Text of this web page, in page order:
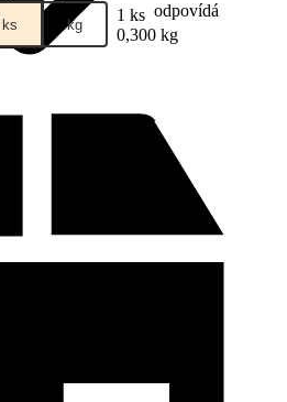
ks kg 1 ks odpovídá
0,300 kg